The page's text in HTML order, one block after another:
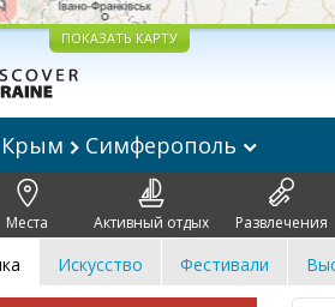
ПОКАЗАТЬ КАРТУ
Крым Симферополь
Места Активный отдых Развлечения
Искусство Фестивали